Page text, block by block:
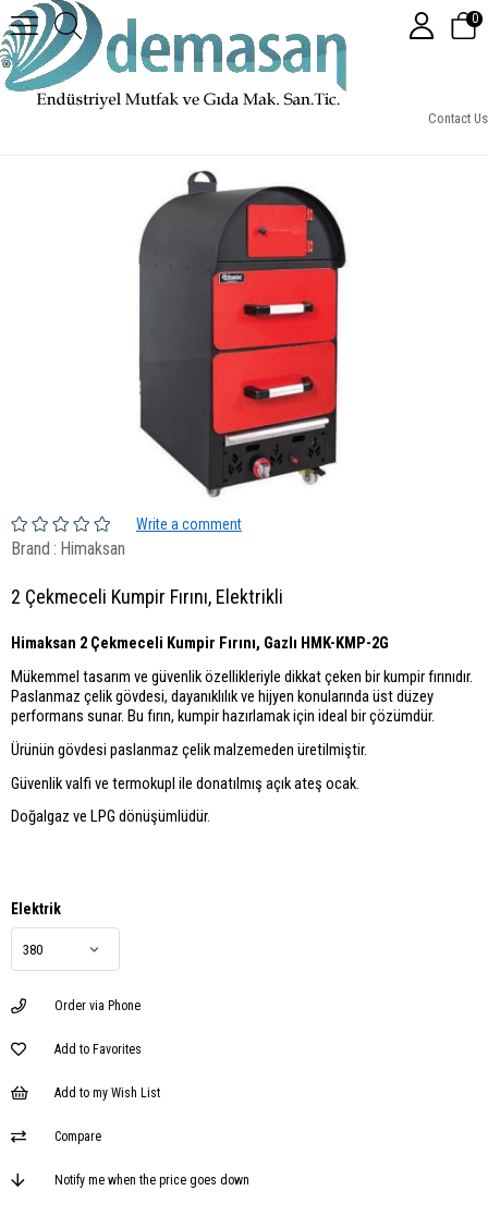
Contact Us
0
2 Çekmeceli Kumpir Fırını, Elektrikli
Write a comment
Brand : Himaksan
2 Çekmeceli Kumpir Fırını, Elektrikli
Himaksan 2 Çekmeceli Kumpir Fırını, Gazlı HMK-KMP-2G
Mükemmel tasarım ve güvenlik özellikleriyle dikkat çeken bir kumpir fırınıdır.
Paslanmaz çelik gövdesi, dayanıklılık ve hijyen konularında üst düzey
performans sunar. Bu fırın, kumpir hazırlamak için ideal bir çözümdür.
Ürünün gövdesi paslanmaz çelik malzemeden üretilmiştir.
Güvenlik valfi ve termokupl ile donatılmış açık ateş ocak.
Doğalgaz ve LPG dönüşümlüdür.
Elektrik
Order via Phone
Add to Favorites
Add to my Wish List
Compare
Notify me when the price goes down